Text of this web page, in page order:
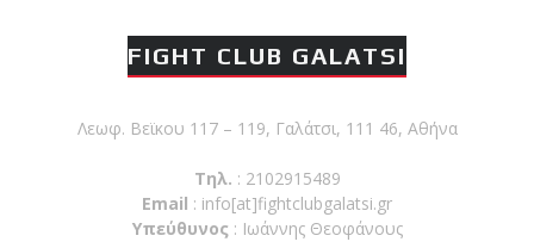
FIGHT CLUB GALATSI
Λεωφ. Βεϊκου 117 – 119, Γαλάτσι, 111 46, Αθήνα
Τηλ. : 2102915489
Email : info[at]fightclubgalatsi.gr
Υπεύθυνος : Ιωάννης Θεοφάνους